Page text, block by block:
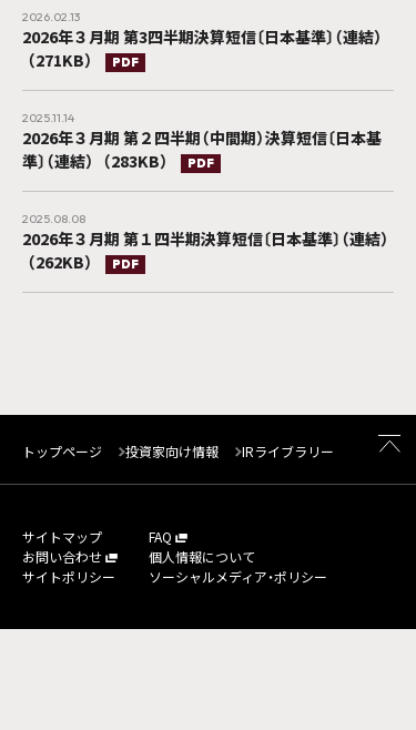
2026.02.13
2026年３月期 第3四半期決算短信〔日本基準〕（連結）
（271KB）
PDF
2025.11.14
2026年３月期 第２四半期（中間期）決算短信〔日本基
準〕（連結） （283KB） PDF
2025.08.08
2026年３月期 第１四半期決算短信〔日本基準〕（連結）
（262KB）
PDF
トップページ 投資家向け情報 IRライブラリー
サイトマップ
FAQ
お問い合わせ
個人情報について
サイトポリシー
ソーシャルメディア・ポリシー